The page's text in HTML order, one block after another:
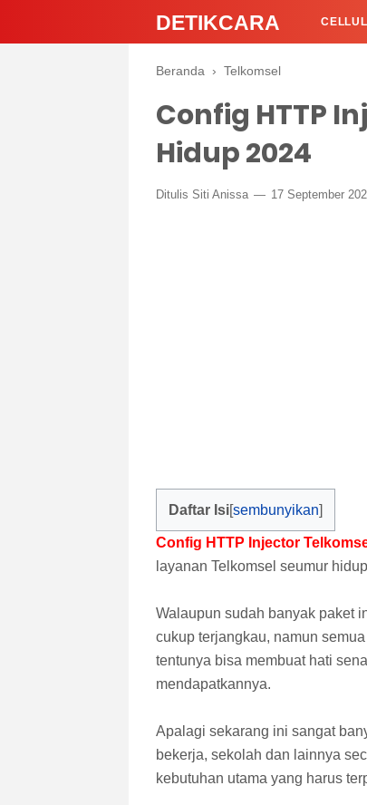
DETIKCARA
Beranda › Telkomsel
Config HTTP
Hidup 2024
Ditulis Siti Anissa 17 September
Daftar Isi
Config HTTP Injector
layanan Telkomsel seumur
Walaupun sudah banyak paket
cukup terjangkau, namun
tentunya bisa membuat hati
mendapatkannya.
Apalagi sekarang ini sangat
bekerja, sekolah dan lainnya
kebutuhan utama yang harus